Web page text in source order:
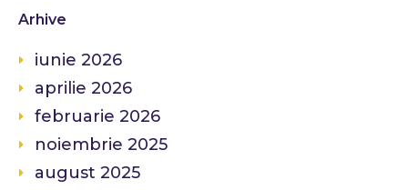
Arhive
iunie 2026
aprilie 2026
februarie 2026
noiembrie 2025
august 2025